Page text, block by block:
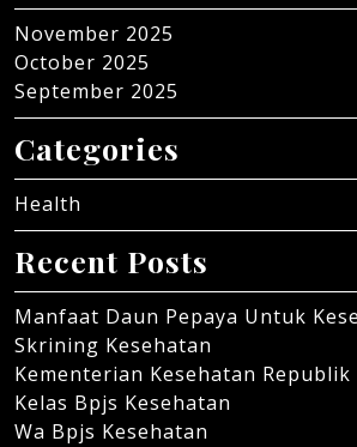
November 2025
October 2025
September 2025
Categories
Health
Recent Posts
Manfaat Daun Pepaya Untuk
Skrining Kesehatan
Kementerian Kesehatan
Kelas Bpjs Kesehatan
Wa Bpjs Kesehatan